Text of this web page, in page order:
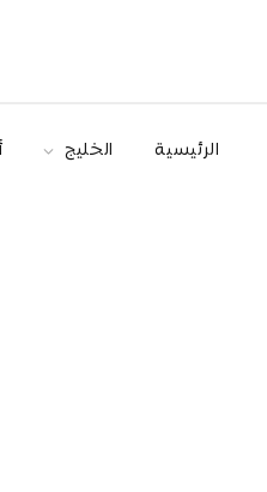
الرئيسية الخليج